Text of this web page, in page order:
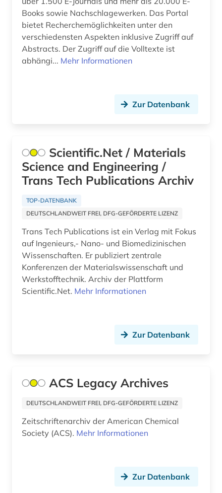
burkina faso (1)
byzantinistik (1)
bühnentechnik (1)
bürgerliches recht (1)
chemie (68)
chemische ozeanographie (1)
chemische reaktion (1)
chemische verbindungen (1)
christentum (1)
computerwissenschaft (1)
containerschiff (1)
corona (3)
data mining (1)
datenanalyse (1)
Books sowie Nachschlagewerken. Das Portal
bietet Recherchemöglichkeiten unter den
verschiedensten Aspekten inklusive Zugriff auf
Abstracts. Der Zugriff auf die Volltexte ist
abhängi... Mehr Informationen
Zur Datenbank
Scientific.Net / Materials
Science and Engineering /
Trans Tech Publications Archiv
TOP-DATENBANK
DEUTSCHLANDWEIT FREI, DFG-GEFÖRDERTE LIZENZ
Trans Tech Publications ist ein Verlag mit Fokus
auf Ingenieurs,- Nano- und Biomedizinischen
Wissenschaften. Er publiziert zentrale
Konferenzen der Materialswissenschaft und
Werkstofftechnik. Archiv der Plattform
Scientific.Net. Mehr Informationen
Zur Datenbank
ACS Legacy Archives
DEUTSCHLANDWEIT FREI, DFG-GEFÖRDERTE LIZENZ
Zeitschriftenarchiv der American Chemical
Society (ACS). Mehr Informationen
Zur Datenbank